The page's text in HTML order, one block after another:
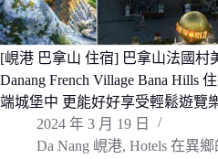
[峴港 巴拿山 住宿] 巴拿山法國村
Danang French Village Bana Hills
端城堡中 更能好好享受輕鬆遊覽
2024 年 3 月 19 日
Da Nang 峴港, Hotels 在異鄉